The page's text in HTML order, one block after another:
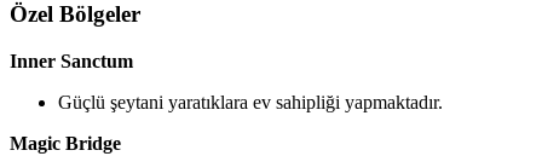
Özel Bölgeler
Inner Sanctum
Güçlü şeytani yaratıklara ev sahipliği yapmaktadır.
Magic Bridge